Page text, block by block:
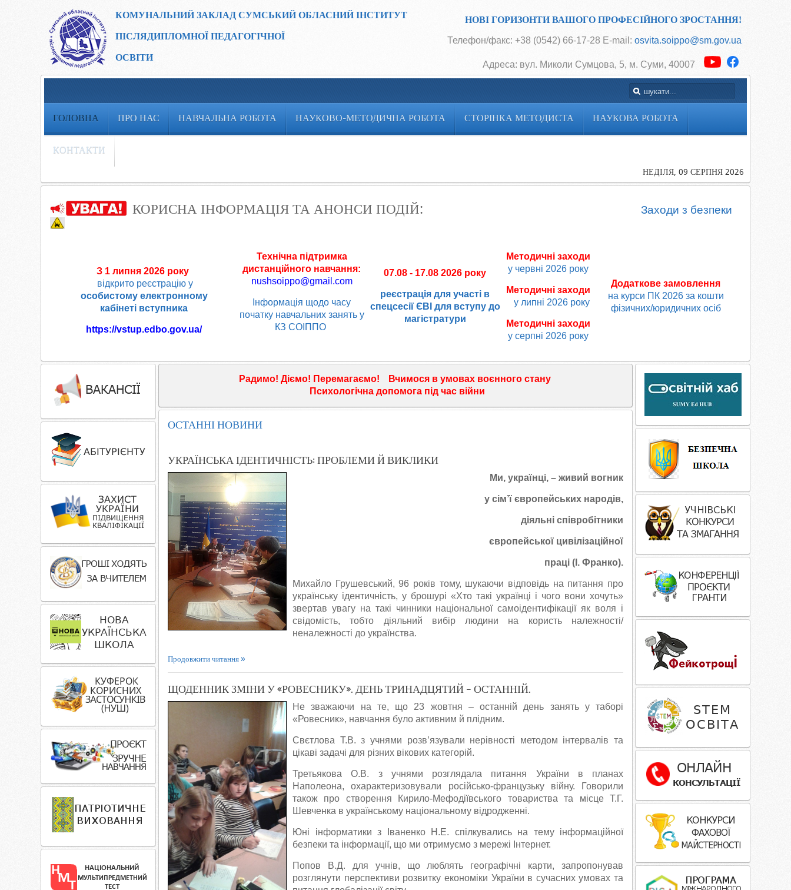
КОМУНАЛЬНИЙ ЗАКЛАД СУМСЬКИЙ ОБЛАСНИЙ ІНСТИТУТ
ПІСЛЯДИПЛОМНОЇ ПЕДАГОГІЧНОЇ
ОСВІТИ
НОВІ ГОРИЗОНТИ ВАШОГО ПРОФЕСІЙНОГО ЗРОСТАННЯ!
Телефон/факс: +38 (0542) 66-17-28 E-mail: osvita.soippo@sm.gov.ua
Адреса: вул. Миколи Сумцова, 5, м. Суми, 40007
ГОЛОВНА ПРО НАС НАВЧАЛЬНА РОБОТА НАУКОВО-МЕТОДИЧНА РОБОТА СТОРІНКА МЕТОДИСТА НАУКОВА РОБОТА
КОНТАКТИ
НЕДІЛЯ, 09 СЕРПНЯ 2026
КОРИСНА ІНФОРМАЦІЯ ТА АНОНСИ ПОДІЙ: Заходи з безпеки
З 1 липня 2026 року
відкрито реєстрацію у
особистому електронному
кабінеті вступника
https://vstup.edbo.gov.ua/
Технічна підтримка
дистанційного навчання:
nushsoippo@gmail.com
Інформація щодо часу
початку навчальних занять у
КЗ СОІППО
07.08 - 17.08 2026 року
реєстрація для участі в
спецсесії ЄВІ для вступу до
магістратури
Методичні заходи
у червні 2026 року
Методичні заходи
у липні 2026 року
Методичні заходи
у серпні 2026 року
Додаткове замовлення
на курси ПК 2026 за кошти
фізичних/юридичних осіб
Радимо! Діємо! Перемагаємо! Вчимося в умовах воєнного стану
Психологічна допомога під час війни
ОСТАННІ НОВИНИ
УКРАЇНСЬКА ІДЕНТИЧНІСТЬ: ПРОБЛЕМИ Й ВИКЛИКИ
Ми, українці, – живий вогник
у сім’ї європейських народів,
діяльні співробітники
європейської цивілізаційної
праці (І. Франко).
Михайло Грушевський, 96 років тому, шукаючи відповідь на питання про
українську ідентичність, у брошурі «Хто такі українці і чого вони хочуть»
звертав увагу на такі чинники національної самоідентифікації як воля і
свідомість, тобто діяльний вибір людини на користь належності/
неналежності до українства.
Продовжити читання
ЩОДЕННИК ЗМІНИ У «РОВЕСНИКУ». ДЕНЬ ТРИНАДЦЯТИЙ – ОСТАННІЙ.
Не зважаючи на те, що 23 жовтня – останній день занять у таборі
«Ровесник», навчання було активним й плідним.
Свєтлова Т.В. з учнями розв’язували нерівності методом інтервалів та
цікаві задачі для різних вікових категорій.
Третьякова О.В. з учнями розглядала питання України в планах
Наполеона, охарактеризовували російсько-французьку війну. Говорили
також про створення Кирило-Мефодіївського товариства та місце Т.Г.
Шевченка в українському національному відродженні.
Юні інформатики з Іваненко Н.Е. спілкувались на тему інформаційної
безпеки та інформації, що ми отримуємо з мережі Інтернет.
Попов В.Д. для учнів, що люблять географічні карти, запропонував
розглянути перспективи розвитку економіки України в сучасних умовах та